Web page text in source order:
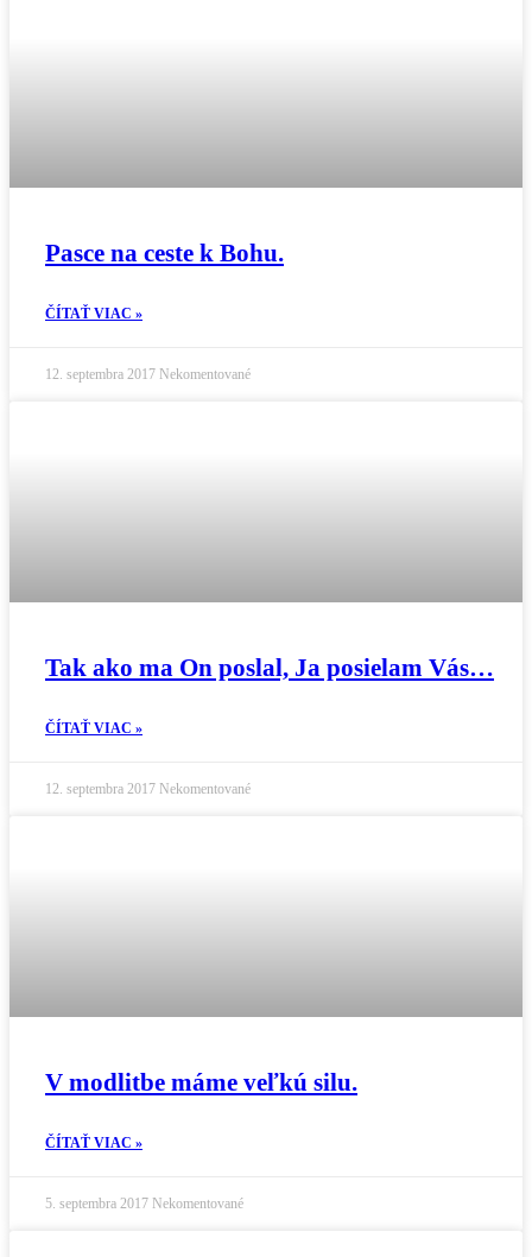
Pasce na ceste k Bohu.
ČÍTAŤ VIAC »
12. septembra 2017 Nekomentované
Tak ako ma On poslal, Ja posielam Vás…
ČÍTAŤ VIAC »
12. septembra 2017 Nekomentované
V modlitbe máme veľkú silu.
ČÍTAŤ VIAC »
5. septembra 2017 Nekomentované